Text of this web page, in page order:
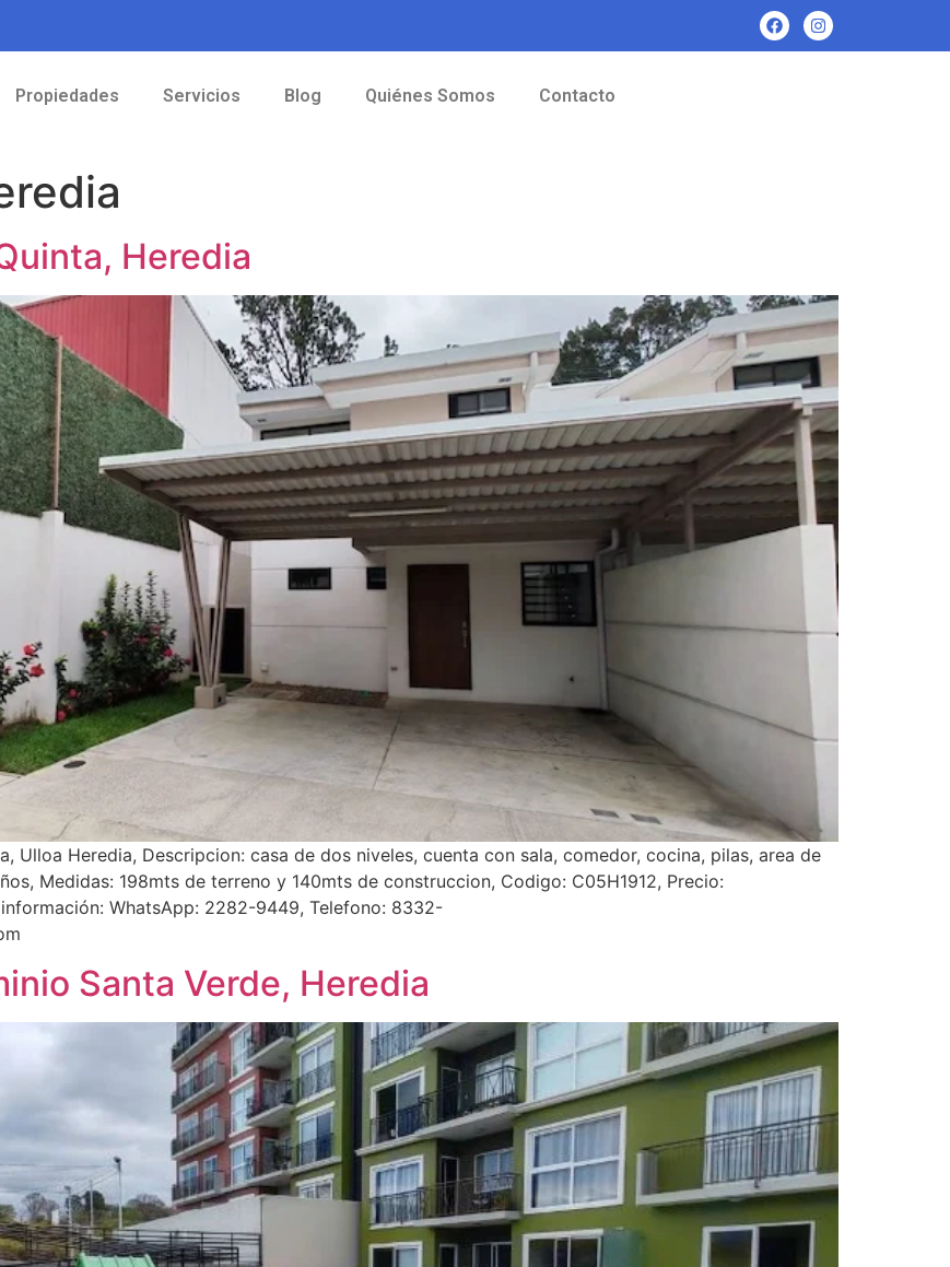
Propiedades Servicios Blog Quiénes Somos Contacto
Heredia
Ulloa Heredia, Descripcion: casa de dos niveles, cuenta con sala, comedor, cocina, pilas, area de
Medidas: 198mts de terreno y 140mts de construccion, Codigo: C05H1912, Precio:
WhatsApp: 2282-9449, Telefono: 8332-
Santa Verde, Heredia